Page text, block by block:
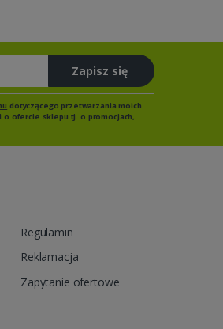
Zapisz się
dotyczącego przetwarzania moich
o ofercie sklepu tj. o promocjach,
Regulamin
Reklamacja
Zapytanie ofertowe